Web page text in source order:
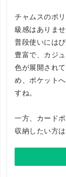
チャムスのポ
級感はありま
普段使いには
豊富で、カジ
色が展開され
め、ポケット
すね。
一方、カード
収納したい方